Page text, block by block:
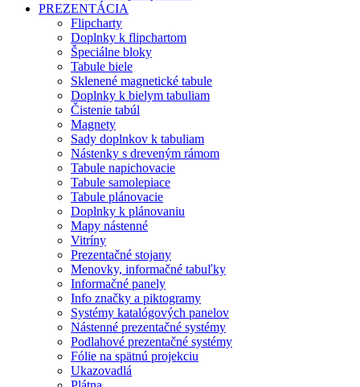
PREZENTÁCIA
Flipcharty
Doplnky k flipchartom
Špeciálne bloky
Tabule biele
Sklenené magnetické tabule
Doplnky k bielym tabuliam
Čistenie tabúl
Magnety
Sady doplnkov k tabuliam
Nástenky s dreveným rámom
Tabule napichovacie
Tabule samolepiace
Tabule plánovacie
Doplnky k plánovaniu
Mapy nástenné
Vitríny
Prezentačné stojany
Menovky, informačné tabuľky
Informačné panely
Info značky a piktogramy
Systémy katalógových panelov
Nástenné prezentačné systémy
Podlahové prezentačné systémy
Fólie na spätnú projekciu
Ukazovadlá